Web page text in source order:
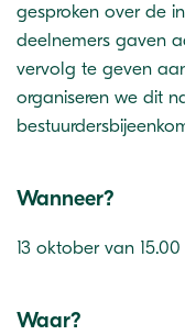
gesproken over de
deelnemers gaven
vervolg te geven
organiseren we dit
Wanneer?
13 oktober van 15.00
Waar?